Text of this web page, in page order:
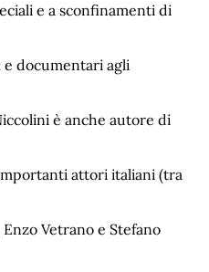
e a sconfinamenti di
e documentari agli
è anche autore di
attori italiani (tra
Vetrano e Stefano